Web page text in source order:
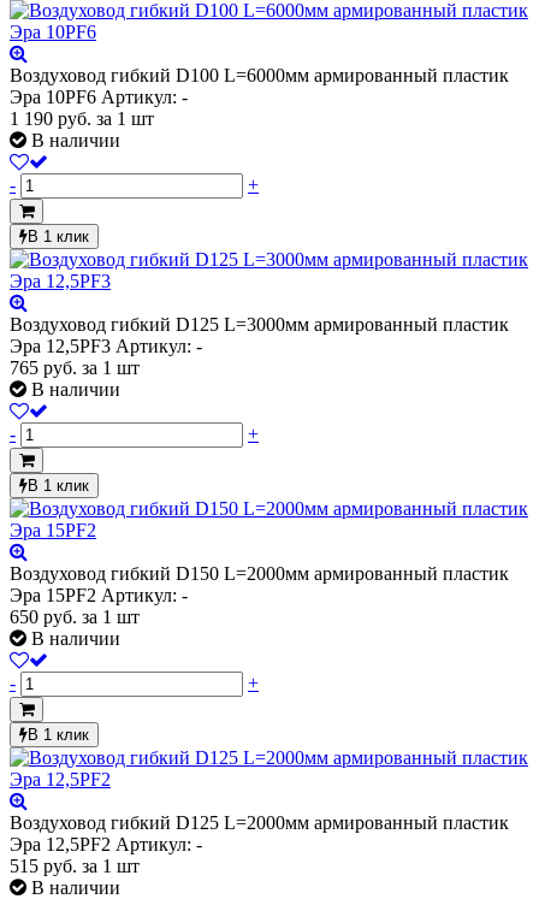
Воздуховод гибкий D100 L=6000мм армированный пластик
Эра 10PF6 Артикул: -
1 190 руб. за 1 шт
В наличии
- +
В 1 клик
Воздуховод гибкий D125 L=3000мм армированный пластик
Эра 12,5PF3 Артикул: -
765 руб. за 1 шт
В наличии
- +
В 1 клик
Воздуховод гибкий D150 L=2000мм армированный пластик
Эра 15PF2 Артикул: -
650 руб. за 1 шт
В наличии
- +
В 1 клик
Воздуховод гибкий D125 L=2000мм армированный пластик
Эра 12,5PF2 Артикул: -
515 руб. за 1 шт
В наличии